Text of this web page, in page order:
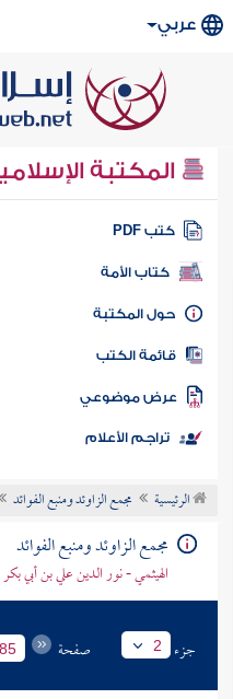
عربي
المكتبة
كتب PDF
كتاب الأمة
المكتبة
الكتب
موضوعي
تراجم الأعلام
الرئيسية مجمع الزاوئد ومنبع الفوائد
مجمع الزاوئد ومنبع الفوائد
الهيثمي - نور الدين علي بن أبي
جزء 2 صفحة